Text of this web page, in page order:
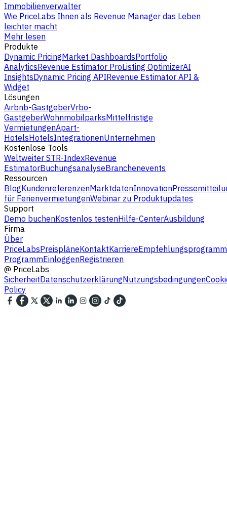
Immobilienverwalter
Wie PriceLabs Ihnen als Revenue Manager das Leben
leichter macht
Mehr lesen
Produkte
Dynamic PricingMarket DashboardsPortfolio
AnalyticsRevenue Estimator ProListing OptimizerAI
InsightsDynamic Pricing APIRevenue Estimator API &
Widget
Lösungen
Airbnb-GastgeberVrbo-
GastgeberWohnmobilparksMittelfristige
VermietungenApart-
HotelsHotelsIntegrationenUnternehmen
Kostenlose Tools
Weltweiter STR-IndexRevenue
EstimatorBuchungsanalyseBranchenevents
Ressourcen
BlogKundenreferenzenMarktdatenInnovation
für FerienvermietungenWebinar zu Produktupdates
Support
Demo buchenKostenlos testenHilfe-CenterAusbildung
Firma
Über
PriceLabsPreispläneKontaktKarriereEmpfehlungsprogramm
ProgrammEinloggenRegistrieren
@ PriceLabs
SicherheitDatenschutzerklärungNutzungsbedingungen
Policy